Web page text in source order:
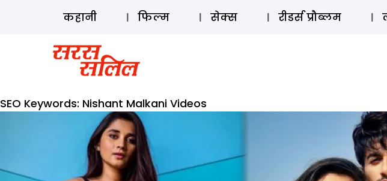
कहानी फिल्म सेक्स रीडर्स प्रौब्लम
SEO Keywords: Nishant Malkani Videos